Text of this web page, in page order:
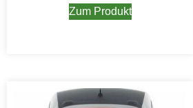
Zum Produkt